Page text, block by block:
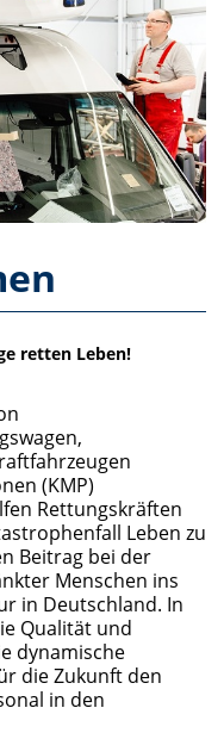
retten Leben!
(KMP)
Rettungskräften
Leben zu
Beitrag bei der
Menschen ins
in Deutschland. In
Qualität und
dynamische
die Zukunft den
in den